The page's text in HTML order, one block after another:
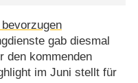
gab diesmal
den kommenden
im Juni stellt für